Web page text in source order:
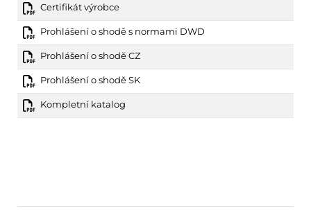
Certifikát výrobce
Prohlášení o shodě s normami DWD
Prohlášení o shodě CZ
Prohlášení o shodě SK
Kompletní katalog